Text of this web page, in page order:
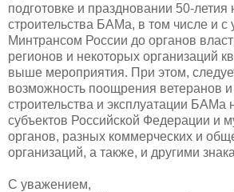
подготовке и праздновании 50-летия
строительства БАМа, в том числе и
Минтрансом России до органов
регионов и некоторых организаций
выше мероприятия. При этом,
возможность поощрения ветеранов и
строительства и эксплуатации БАМа
субъектов Российской Федерации и
органов, разных коммерческих и
организаций, а также, и другими
С уважением,